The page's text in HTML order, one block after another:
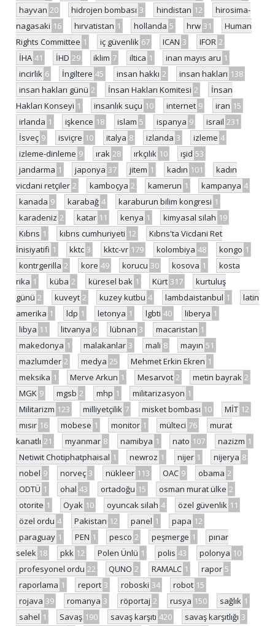
hayvan 20 hidrojen bombası 3 hindistan 12
hirosima-
nagasaki 16 hırvatistan 1 hollanda 5 hrw 31
Human
Rights Committee 1 iç güvenlik 67 ICAN 3 IFOR 2
İHA 41 İHD 29 iklim 7 iltica 1 inan mayıs aru 1
incirlik 6 İngiltere 45 insan hakkı 2 insan hakları 138
insan hakları günü 2 İnsan Hakları Komitesi 2
İnsan
Hakları Konseyi 1 insanlık suçu 10 internet 9 iran 15
irlanda 1 işkence 18 islam 5 ispanya 9 israil 231
İsveç 9 isviçre 10 italya 8 izlanda 3 izleme 4
izleme-dinleme 9 ırak 28 ırkçılık 10 ışid 53
jandarma 1 japonya 37 jitem 1 kadın 101
kadın
vicdani retçiler 2 kamboçya 2 kamerun 1 kampanya 4
kanada 9 karabağ 4 karaburun bilim kongresi 1
karadeniz 2 katar 11 kenya 1 kimyasal silah 19
Kıbrıs 1 kıbrıs cumhuriyeti 12
Kıbrıs'ta Vicdani Ret
İnisiyatifi 1 kktc 3 kktc-vr 179 kolombiya 48 kongo 1
kontrgerilla 2 kore 49 korucu 30 kosova 1
kosta
rika 1 küba 2 küresel bak 1 Kürt 317
kurtuluş
günü 2 kuveyt 2 kuzey kutbu 4 lambdaistanbul 1
latin
amerika 1 ldp 1 letonya 1 lgbti 40 liberya 1
libya 11 litvanya 6 lübnan 3 macaristan 1
makedonya 1 malakanlar 3 mali 8 mayın 51
mazlumder 2 medya 25 Mehmet Erkin Ekren 1
meksika 1 Merve Arkun 1 Mesarvot 2 metin bayrak 2
MGK 9 mgsb 2 mhp 1 militarizasyon 1
Militarizm 123 milliyetçilik 7 misket bombası 10 MİT 12
mısır 16 mobese 1 monitor 1 mülteci 76
murat
kanatlı 21 myanmar 8 namibya 1 nato 107 nazizm 1
Netiwit Chotiphatphaisal 1 newroz 1 nijer 1 nijerya 8
nobel 9 norveç 3 nükleer 113 OAC 9 obama 2
ODTÜ 1 ohal 43 ortadoğu 15 osman murat ülke 2
otorite 1 Oyak 10 oyuncak silah 4 özel güvenlik 11
özel ordu 4 Pakistan 12 panel 1 papa 12
paraguay 1 PEN 1 pesco 2 peşmerge 1
pınar
selek 18 pkk 12 Polen Ünlü 1 polis 43 polonya 10
profesyonel ordu 22 QUNO 2 RAMALC 1 rapor 5
raporlama 1 report 3 roboski 34 robot 15
rojava 39 romanya 3 röportaj 2 rusya 150 sağlık 1
sahel 1 Savaş 190 savaş karşıtı 420 savaş karşıtlığı 3